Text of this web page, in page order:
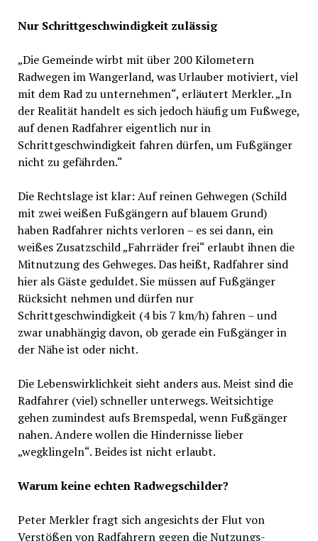
Nur Schrittgeschwindigkeit zulässig
„Die Gemeinde wirbt mit über 200 Kilometern
Radwegen im Wangerland, was Urlauber motiviert, viel
mit dem Rad zu unternehmen“, erläutert Merkler. „In
der Realität handelt es sich jedoch häufig um Fußwege,
auf denen Radfahrer eigentlich nur in
Schrittgeschwindigkeit fahren dürfen, um Fußgänger
nicht zu gefährden.“
Die Rechtslage ist klar: Auf reinen Gehwegen (Schild
mit zwei weißen Fußgängern auf blauem Grund)
haben Radfahrer nichts verloren – es sei dann, ein
weißes Zusatzschild „Fahrräder frei“ erlaubt ihnen die
Mitnutzung des Gehweges. Das heißt, Radfahrer sind
hier als Gäste geduldet. Sie müssen auf Fußgänger
Rücksicht nehmen und dürfen nur
Schrittgeschwindigkeit (4 bis 7 km/h) fahren – und
zwar unabhängig davon, ob gerade ein Fußgänger in
der Nähe ist oder nicht.
Die Lebenswirklichkeit sieht anders aus. Meist sind die
Radfahrer (viel) schneller unterwegs. Weitsichtige
gehen zumindest aufs Bremspedal, wenn Fußgänger
nahen. Andere wollen die Hindernisse lieber
„wegklingeln“. Beides ist nicht erlaubt.
Warum keine echten Radwegschilder?
Peter Merkler fragt sich angesichts der Flut von
Verstößen von Radfahrern gegen die Nutzungs-